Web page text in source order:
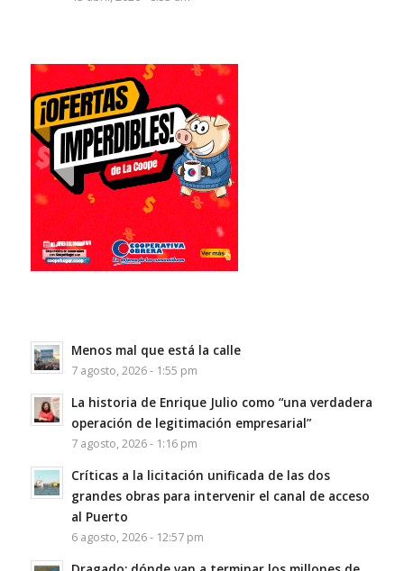
Menos mal que está la calle
7 agosto, 2026 - 1:55 pm
La historia de Enrique Julio como “una verdadera
operación de legitimación empresarial”
7 agosto, 2026 - 1:16 pm
Críticas a la licitación unificada de las dos
grandes obras para intervenir el canal de acceso
al Puerto
6 agosto, 2026 - 12:57 pm